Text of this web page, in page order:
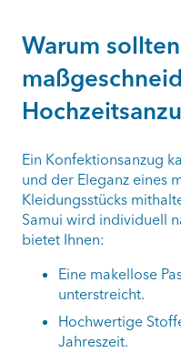
Warum
Ein Konfektionsanzug
und der Eleganz eines
Kleidungsstücks
Samui wird individuell
bietet Ihnen:
Eine makellose
unterstreicht.
Hochwertige
Jahreszeit.